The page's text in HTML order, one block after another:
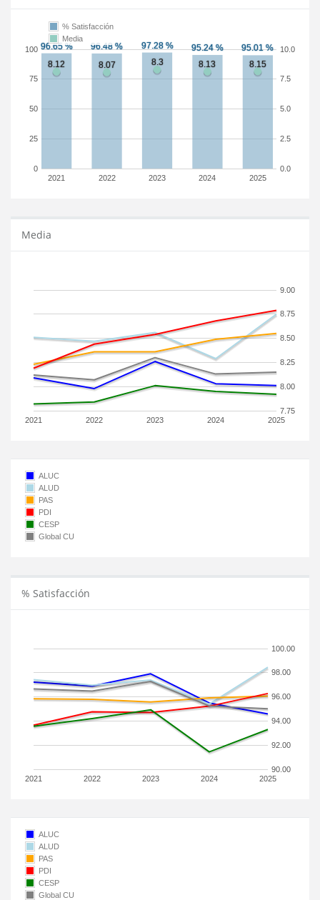
2021 2022 2023 2024 2025
0
25
50
75
100
0.0
2.5
5.0
7.5
10.0
% Satisfacción
Media
Media
2021 2022 2023 2024 2025
7.75
8.00
8.25
8.50
8.75
9.00
ALUC
ALUD
PAS
PDI
CESP
Global CU
% Satisfacción
2021 2022 2023 2024 2025
90.00
92.00
94.00
96.00
98.00
100.00
ALUC
ALUD
PAS
PDI
CESP
Global CU